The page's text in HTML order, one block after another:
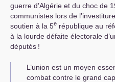
guerre d’Algérie et du choc de
communistes lors de
soutien à la 5e république au
à la lourde défaite électorale
députés !
L’union est un moyen
combat contre le grand